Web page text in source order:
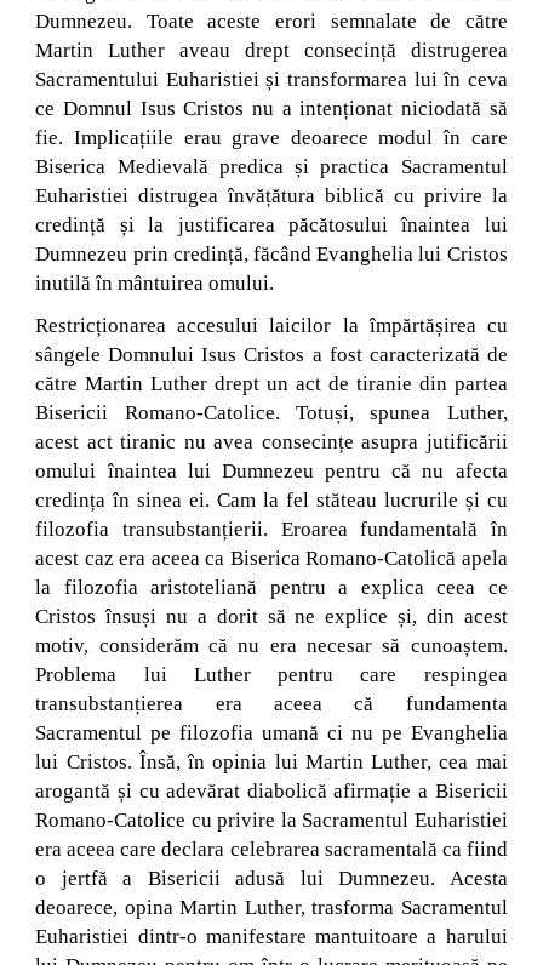
Dumnezeu. Toate aceste erori semnalate de către
Martin Luther aveau drept consecință distrugerea
Sacramentului Euharistiei și transformarea lui în ceva
ce Domnul Isus Cristos nu a intenționat niciodată să
fie. Implicațiile erau grave deoarece modul în care
Biserica Medievală predica și practica Sacramentul
Euharistiei distrugea învățătura biblică cu privire la
credință și la justificarea păcătosului înaintea lui
Dumnezeu prin credință, făcând Evanghelia lui Cristos
inutilă în mântuirea omului.
Restricționarea accesului laicilor la împărtășirea cu
sângele Domnului Isus Cristos a fost caracterizată de
către Martin Luther drept un act de tiranie din partea
Bisericii Romano-Catolice. Totuși, spunea Luther,
acest act tiranic nu avea consecințe asupra jutificării
omului înaintea lui Dumnezeu pentru că nu afecta
credința în sinea ei. Cam la fel stăteau lucrurile și cu
filozofia transubstanțierii. Eroarea fundamentală în
acest caz era aceea ca Biserica Romano-Catolică apela
la filozofia aristoteliană pentru a explica ceea ce
Cristos însuși nu a dorit să ne explice și, din acest
motiv, considerăm că nu era necesar să cunoaștem.
Problema lui Luther pentru care respingea
transubstanțierea era aceea că fundamenta
Sacramentul pe filozofia umană ci nu pe Evanghelia
lui Cristos. Însă, în opinia lui Martin Luther, cea mai
arogantă și cu adevărat diabolică afirmație a Bisericii
Romano-Catolice cu privire la Sacramentul Euharistiei
era aceea care declara celebrarea sacramentală ca fiind
o jertfă a Bisericii adusă lui Dumnezeu. Acesta
deoarece, opina Martin Luther, trasforma Sacramentul
Euharistiei dintr-o manifestare mantuitoare a harului